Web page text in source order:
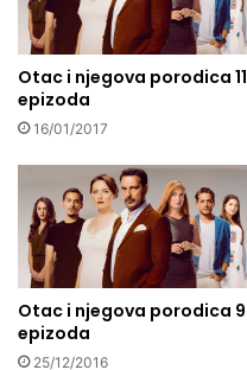
Otac i njegova porodica 11
epizoda
16/01/2017
Otac i njegova porodica 9
epizoda
25/12/2016